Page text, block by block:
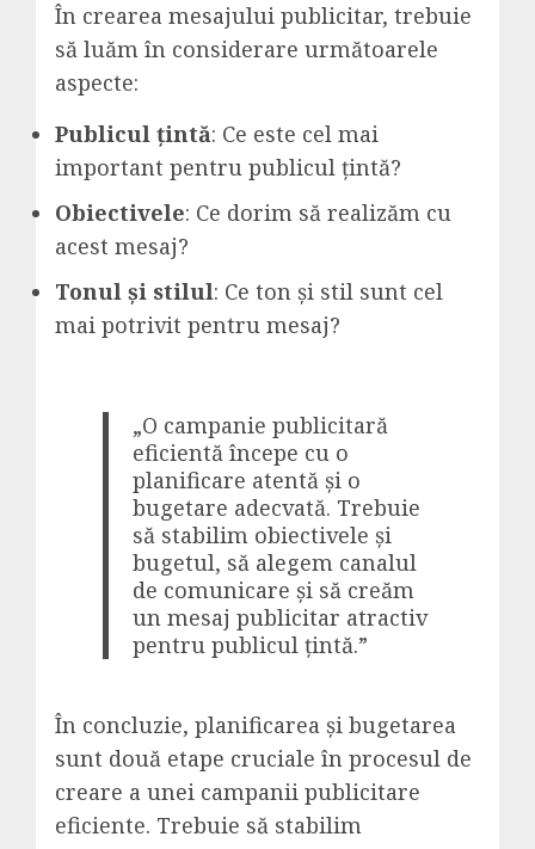
În crearea mesajului publicitar, trebuie
să luăm în considerare următoarele
aspecte:
Publicul țintă: Ce este cel mai
important pentru publicul țintă?
Obiectivele: Ce dorim să realizăm cu
acest mesaj?
Tonul și stilul: Ce ton și stil sunt cel
mai potrivit pentru mesaj?
„O campanie publicitară
eficientă începe cu o
planificare atentă și o
bugetare adecvată. Trebuie
să stabilim obiectivele și
bugetul, să alegem canalul
de comunicare și să creăm
un mesaj publicitar atractiv
pentru publicul țintă.”
În concluzie, planificarea și bugetarea
sunt două etape cruciale în procesul de
creare a unei campanii publicitare
eficiente. Trebuie să stabilim